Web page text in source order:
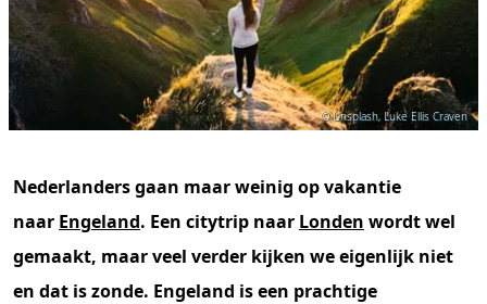
© Unsplash, Luke Ellis Craven
Nederlanders gaan maar weinig op vakantie
naar Engeland. Een citytrip naar Londen wordt wel
gemaakt, maar veel verder kijken we eigenlijk niet
en dat is zonde. Engeland is een prachtige